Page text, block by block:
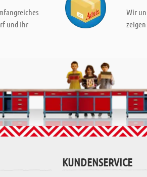
und Ihr
Wir
KUNDENSERVICE